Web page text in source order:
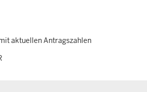
aktuellen Antragszahlen